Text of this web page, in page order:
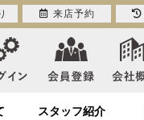
スタッフ紹介
来店予約